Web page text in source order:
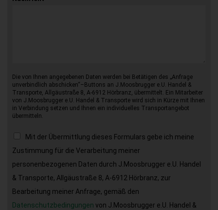
Die von Ihnen angegebenen Daten werden bei Betätigen des „Anfrage
unverbindlich abschicken“–Buttons an J.Moosbrugger e.U. Handel &
Transporte, Allgäustraße 8, A-6912 Hörbranz, übermittelt. Ein Mitarbeiter
von J.Moosbrugger e.U. Handel & Transporte wird sich in Kürze mit Ihnen
in Verbindung setzen und Ihnen ein individuelles Transportangebot
übermitteln.
Mit der Übermittlung dieses Formulars gebe ich meine
Zustimmung für die Verarbeitung meiner
personenbezogenen Daten durch J.Moosbrugger e.U. Handel
& Transporte, Allgäustraße 8, A-6912 Hörbranz, zur
Bearbeitung meiner Anfrage, gemäß den
Datenschutzbedingungen von J.Moosbrugger e.U. Handel &